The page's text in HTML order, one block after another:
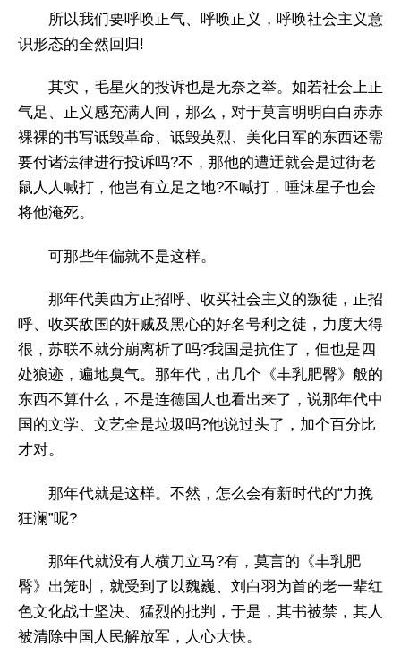
所以我们要呼唤正气、呼唤正义，呼唤社会主义意
识形态的全然回归!
其实，毛星火的投诉也是无奈之举。如若社会上正
气足、正义感充满人间，那么，对于莫言明明白白赤赤
裸裸的书写诋毁革命、诋毁英烈、美化日军的东西还需
要付诸法律进行投诉吗?不，那他的遭迂就会是过街老
鼠人人喊打，他岂有立足之地?不喊打，唾沫星子也会
将他淹死。
可那些年偏就不是这样。
那年代美西方正招呼、收买社会主义的叛徒，正招
呼、收买敌国的奸贼及黑心的好名号利之徒，力度大得
很，苏联不就分崩离析了吗?我国是抗住了，但也是四
处狼迹，遍地臭气。那年代，出几个《丰乳肥臀》般的
东西不算什么，不是连德国人也看出来了，说那年代中
国的文学、文艺全是垃圾吗?他说过头了，加个百分比
才对。
那年代就是这样。不然，怎么会有新时代的“力挽
狂澜”呢?
那年代就没有人横刀立马?有，莫言的《丰乳肥
臀》出笼时，就受到了以魏巍、刘白羽为首的老一辈红
色文化战士坚决、猛烈的批判，于是，其书被禁，其人
被清除中国人民解放军，人心大快。